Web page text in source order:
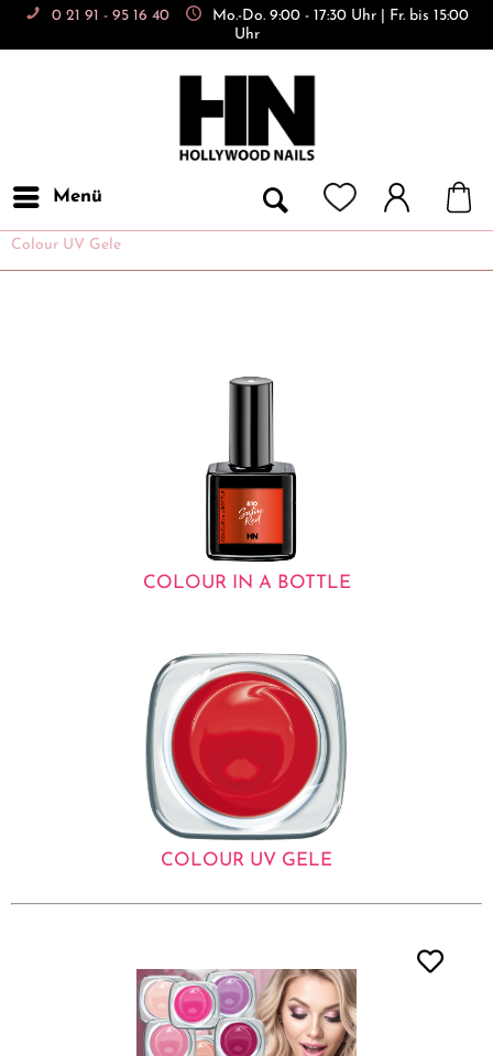
0 21 91 - 95 16 40
Mo.-Do. 9:00 - 17:30 Uhr | Fr. bis 15:00
Uhr
Menü
Colour UV Gele
COLOUR IN A BOTTLE
COLOUR UV GELE